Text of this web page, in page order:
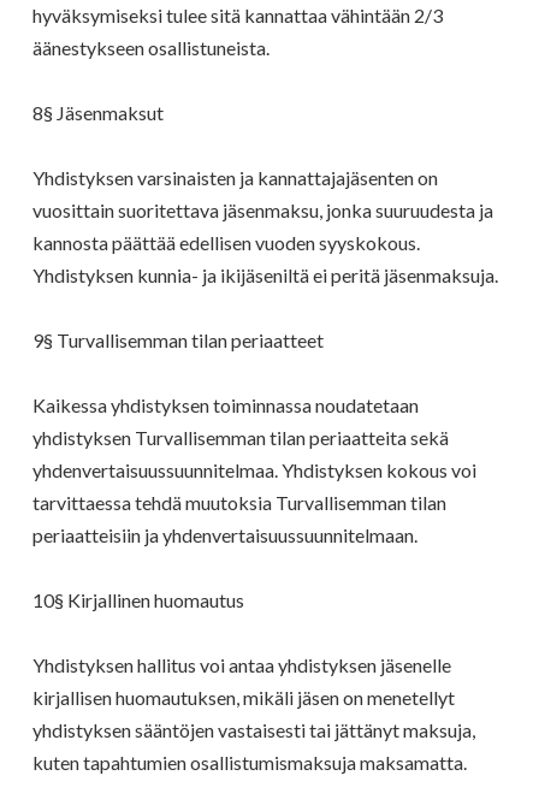
hyväksymiseksi tulee sitä kannattaa vähintään 2/3
äänestykseen osallistuneista.
8§ Jäsenmaksut
Yhdistyksen varsinaisten ja kannattajajäsenten on
vuosittain suoritettava jäsenmaksu, jonka suuruudesta ja
kannosta päättää edellisen vuoden syyskokous.
Yhdistyksen kunnia- ja ikijäseniltä ei peritä jäsenmaksuja.
9§ Turvallisemman tilan periaatteet
Kaikessa yhdistyksen toiminnassa noudatetaan
yhdistyksen Turvallisemman tilan periaatteita sekä
yhdenvertaisuussuunnitelmaa. Yhdistyksen kokous voi
tarvittaessa tehdä muutoksia Turvallisemman tilan
periaatteisiin ja yhdenvertaisuussuunnitelmaan.
10§ Kirjallinen huomautus
Yhdistyksen hallitus voi antaa yhdistyksen jäsenelle
kirjallisen huomautuksen, mikäli jäsen on menetellyt
yhdistyksen sääntöjen vastaisesti tai jättänyt maksuja,
kuten tapahtumien osallistumismaksuja maksamatta.